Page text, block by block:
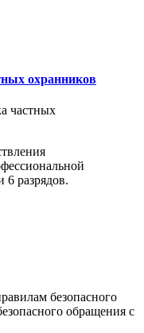
охранников
6 разрядов.
безопасного
обращения с